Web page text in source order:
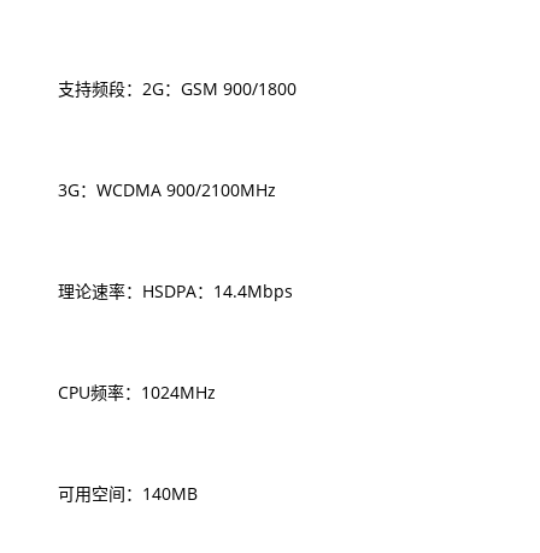
支持频段：2G：GSM 900/1800
3G：WCDMA 900/2100MHz
理论速率：HSDPA：14.4Mbps
CPU频率：1024MHz
可用空间：140MB